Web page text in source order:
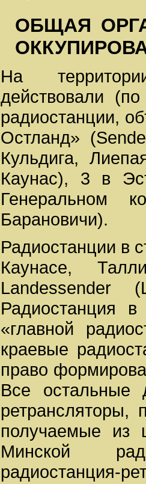
ОБЩАЯ
На
действовали
радиостанции,
Остланд»
Кульдига,
Каунас), 3 в
Генеральном
Барановичи).
Радиостанции в
Каунасе,
Landessender
Радиостанция в
«главной
краевые
право
Все остальные
ретрансляторы,
получаемые из
Минской
радиостанция-